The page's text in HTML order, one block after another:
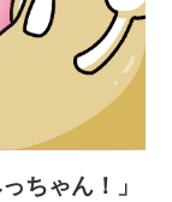
ちゃん！」